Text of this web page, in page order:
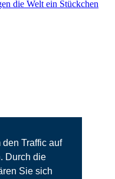
Traffic auf
Durch die
Sie sich
die Welt ein Stückchen